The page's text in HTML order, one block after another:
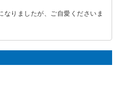
なりましたが、ご自愛くださいま